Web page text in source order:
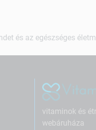
és az egészséges
vitaminok és
webáruháza